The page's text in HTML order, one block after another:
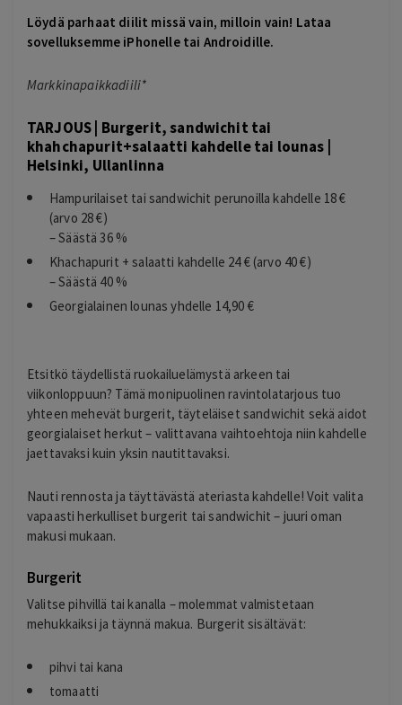
Löydä parhaat diilit missä vain, milloin vain! Lataa
sovelluksemme iPhonelletai Androidille.
Markkinapaikkadiili*
TARJOUS | Burgerit, sandwichit tai
khahchapurit+salaatti kahdelle tai lounas |
Helsinki, Ullanlinna
Hampurilaiset tai sandwichit perunoilla kahdelle 18 €
(arvo 28 €)
– Säästä 36 %
Khachapurit + salaatti kahdelle 24 € (arvo 40 €)
– Säästä 40 %
Georgialainen lounas yhdelle 14,90 €
Etsitkö täydellistä ruokailuelämystä arkeen tai
viikonloppuun? Tämä monipuolinen ravintolatarjous tuo
yhteen mehevät burgerit, täyteläiset sandwichit sekä aidot
georgialaiset herkut – valittavana vaihtoehtoja niin kahdelle
jaettavaksi kuin yksin nautittavaksi.
Nauti rennosta ja täyttävästä ateriasta kahdelle! Voit valita
vapaasti herkulliset burgerit tai sandwichit – juuri oman
makusi mukaan.
Burgerit
Valitse pihvillä tai kanalla – molemmat valmistetaan
mehukkaiksi ja täynnä makua. Burgerit sisältävät:
pihvi tai kana
tomaatti